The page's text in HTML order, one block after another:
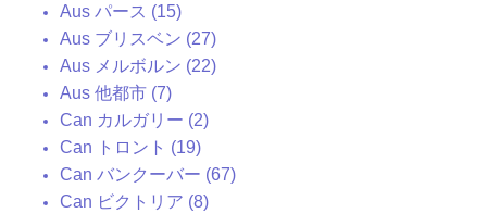
Aus パース (15)
Aus ブリスベン (27)
Aus メルボルン (22)
Aus 他都市 (7)
Can カルガリー (2)
Can トロント (19)
Can バンクーバー (67)
Can ビクトリア (8)